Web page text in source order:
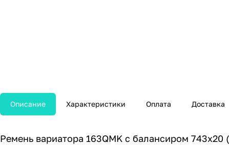
Описание Характеристики Оплата Доставка
Ремень вариатора 163QMK с балансиром 743x20